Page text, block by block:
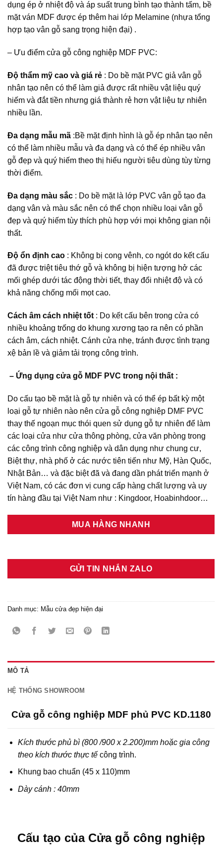
dụng ép ở nhiệt độ và áp suất trung bình tạo thành tấm, bề
mặt ván MDF được ép thêm hai lớp Melamine (nhựa tổng
hợp tạo vân gỗ sang trọng hiện đại) .
– Ưu điểm cửa gỗ công nghiệp MDF PVC:
Độ thẩm mỹ cao và giá rẻ : Do bề mặt PVC giả vân gỗ
nhân tạo nên có thể làm giả được rất nhiều vật liệu quý
hiếm và đắt tiền nhưng giá thành rẻ hơn vật liệu tự nhiên
nhiều lần.
Đa dạng mẫu mã :Bề mặt định hình là gỗ ép nhân tạo nên
có thể làm nhiều mẫu và đa dạng và có thể ép nhiều vân
gỗ đẹp và quý hiếm theo thị hiếu người tiêu dùng tùy từng
thời điểm.
Đa dạng màu sắc : Do bề mặt là lớp PVC vân gỗ tạo đa
dạng vân và màu sắc nên có thể chọn nhiều loại vân gỗ
đẹp và quý hiếm tùy thích phù hợp với mọi không gian nội
thất.
Độ ổn định cao : Không bị cong vênh, co ngót do kết cấu
đã được triệt tiêu thớ gỗ và không bị hiện tượng hở các
mối ghép dưới tác động thời tiết, thay đổi nhiệt độ và có
khả năng chống mối mọt cao.
Cách âm cách nhiệt tốt : Do kết cấu bên trong cửa có
nhiều khoảng trống do khung xương tạo ra nên có phần
cách âm, cách nhiệt. Cánh cửa nhẹ, tránh được tình trạng
xệ bản lề và giảm tải trọng công trình.
– Ứng dụng cửa gỗ MDF PVC trong nội thất :
Do cấu tạo bề mặt là gỗ tự nhiên và có thể ép bất kỳ một
loại gỗ tự nhiên nào nên cửa gỗ công nghiệp DMF PVC
thay thế ngoạn mục thói quen sử dụng gỗ tự nhiên để làm
các loại cửa như cửa thông phòng, cửa văn phòng trong
các công trình công nghiệp và dân dụng như chung cư,
Biệt thự, nhà phố ở các nước tiên tiến như Mỹ, Hàn Quốc,
Nhật Bản… và đặc biệt đã và đang dần phát triển mạnh ở
Việt Nam, có các đơn vị cung cấp hàng chất lượng và uy
tín hàng đầu tại Việt Nam như : Kingdoor, Hoabinhdoor…
MUA HÀNG NHANH
GỬI TIN NHẮN ZALO
Danh mục: Mẫu cửa đẹp hiện đại
MÔ TẢ
HỆ THỐNG SHOWROOM
Cửa gỗ công nghiệp MDF phủ PVC KD.1180
Kích thước phủ bì (800 /900 x 2.200)mm hoặc gia công
theo kích thước thực tế công trình.
Khung bao chuẩn (45 x 110)mm
Dày cánh : 40mm
Cấu tạo của Cửa gỗ công nghiệp